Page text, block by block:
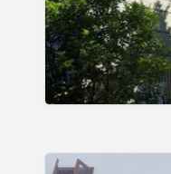
Rungkut
Industri
Murah
dan
Strategis
TERIMA